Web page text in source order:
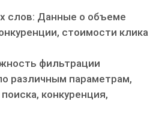
слов: Данные о объеме
стоимости клика
фильтрации
различным параметрам,
конкуренция,